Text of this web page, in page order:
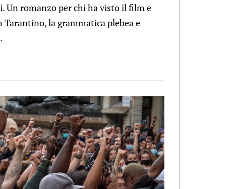
Un romanzo per chi ha visto il film e
Tarantino, la grammatica plebea e